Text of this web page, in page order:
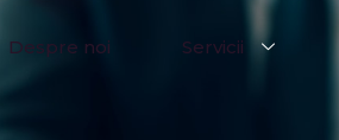
Despre noi Servicii